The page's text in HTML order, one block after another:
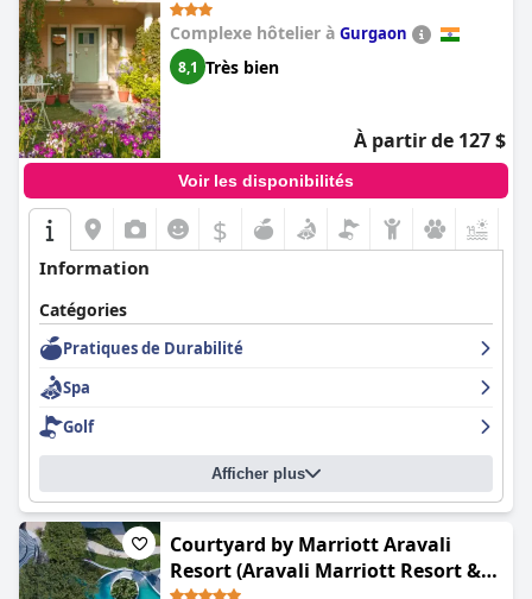
niveau inférieur, contribuent de manière significative au confort
et à la satisfaction des clients. Le service poli et proactif fourni
par le personnel assure un séjour extraordinairement agréable
dans cet hôtel.
Dans l'ensemble, le
Courtyard by Marriott Gurugram Downtown
offre un excellent emplacement, une propreté remarquable, des
chambres confortables, une gamme de petits-déjeuners
diversifiée et un service exceptionnel du personnel, ce qui en fait
un choix fortement recommandé pour les visiteurs de
Gurugram.
Complexe hôtelier à Gurgaon
8,1 Très bien
À partir de 127 $
Voir les disponibilités
$
Information
Catégories
Pratiques de Durabilité
Spa
Golf
Afficher plus
Courtyard by Marriott Aravali
Resort (Aravali Marriott Resort &